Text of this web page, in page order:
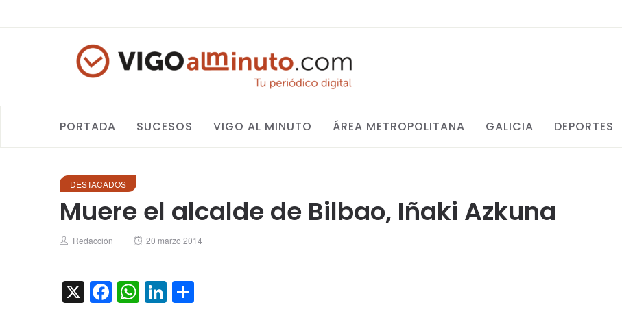
PORTADA SUCESOS VIGO AL MINUTO ÁREA METROPOLITANA GALICIA DEPORTES
DESTACADOS
Muere el alcalde de Bilbao, Iñaki Azkuna
Author
Redacción
Posted
20 marzo 2014
X Facebook
WhatsApp
LinkedIn